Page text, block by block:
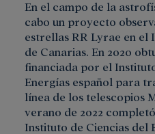
En el campo de la
cabo un proyecto
estrellas RR Lyrae en
de Canarias. En 2020
financiada por el
Energías español para
línea de los telescopios
verano de 2022
Instituto de Ciencias del